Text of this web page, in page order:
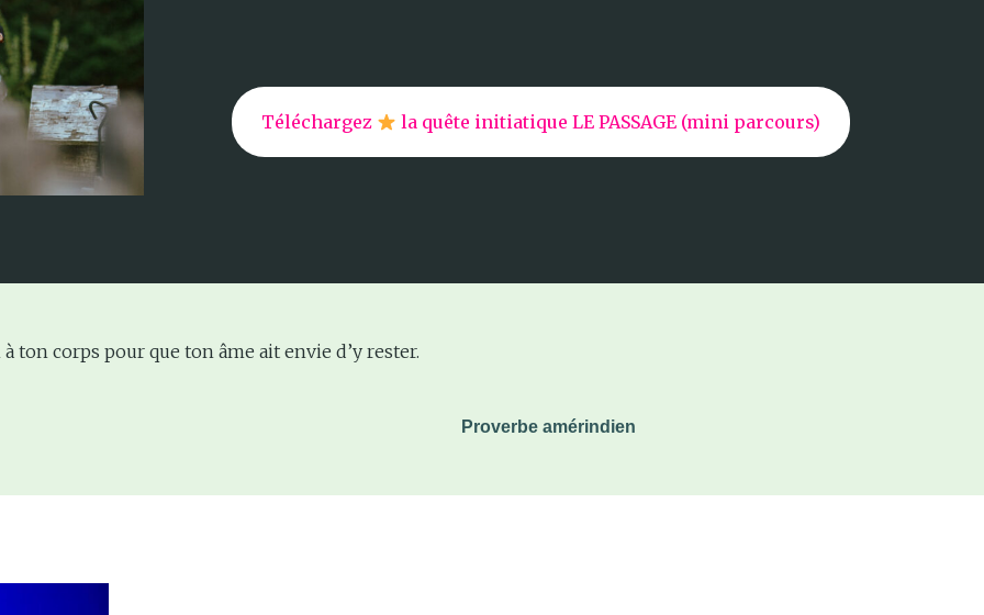
Téléchargez la quête initiatique LE PASSAGE (mini parcours)
à ton corps pour que ton âme ait envie d’y rester.
Proverbe amérindien